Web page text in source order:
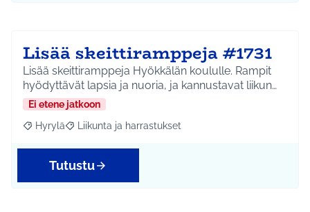
Lisää skeittiramppeja #1731
Lisää skeittiramppeja Hyökkälän koululle. Rampit
hyödyttävät lapsia ja nuoria, ja kannustavat liikun…
Ei etene jatkoon
Rajaa tulokset aihepiirin mukaan: Hyrylä
Hyrylä Rajaa tulokset teeman mukaan: Liikunta ja
Liikunta ja harrastukset
Tutustu